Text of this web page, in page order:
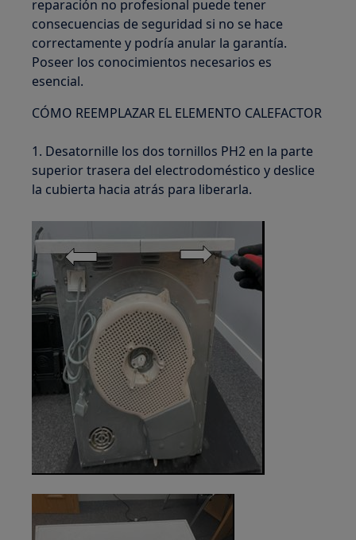
reparación no profesional puede tener
consecuencias de seguridad si no se hace
correctamente y podría anular la garantía.
Poseer los conocimientos necesarios es
esencial.
CÓMO REEMPLAZAR EL ELEMENTO CALEFACTOR
1. Desatornille los dos tornillos PH2 en la parte
superior trasera del electrodoméstico y deslice
la cubierta hacia atrás para liberarla.